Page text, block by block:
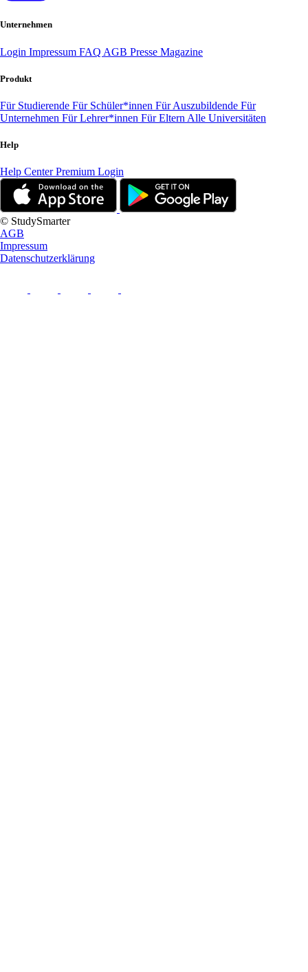
Unternehmen
Login Impressum FAQ AGB Presse Magazine
Produkt
Für Studierende Für Schüler*innen Für Auszubildende Für
Unternehmen Für Lehrer*innen Für Eltern Alle Universitäten
Help
Help CenterPremium Login
© StudySmarter
AGB
Impressum
Datenschutzerklärung